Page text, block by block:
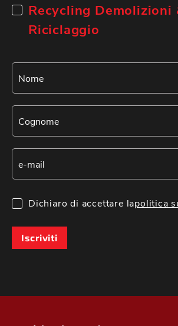
Recycling Demolizioni
Riciclaggio
Dichiaro di accettare lapolitica
Iscriviti